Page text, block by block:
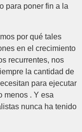
para poner fin a la
por qué tales
en el crecimiento
recurrentes, nos
la cantidad de
para ejecutar
menos . Y esa
nunca ha tenido